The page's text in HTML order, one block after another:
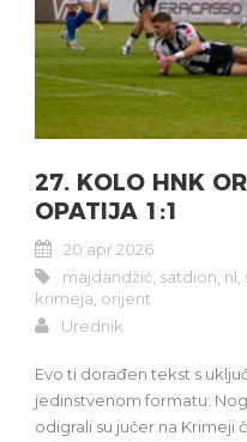
27. KOLO HNK
OPATIJA 1:1
20 apr 2026
majdandžić satdion nl
krimeja orijent
Urednik
Evo ti dorađen tekst s
jedinstvenom formatu:
odigrali su jučer na Krimeji